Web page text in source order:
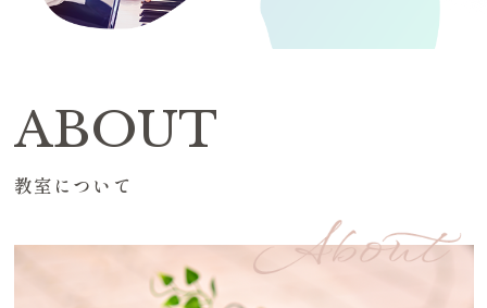
ABOUT
教室について